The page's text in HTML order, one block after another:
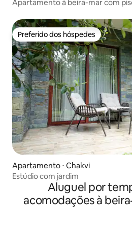
Apartamento à beira-mar com
Preferido dos hóspedes
Preferido dos hóspedes
Apartamento ⋅ Chakvi
Estúdio com jardim
Aluguel por
acomodações à